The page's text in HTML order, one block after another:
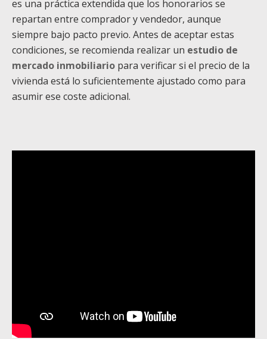
es una práctica extendida que los honorarios se
repartan entre comprador y vendedor, aunque
siempre bajo pacto previo. Antes de aceptar estas
condiciones, se recomienda realizar un estudio de
mercado inmobiliario para verificar si el precio de la
vivienda está lo suficientemente ajustado como para
asumir ese coste adicional.